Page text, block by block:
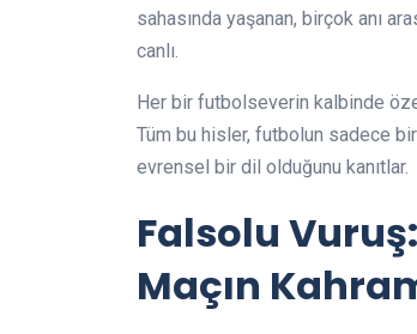
sahasında yaşanan, birçok anı
canlı.
Her bir futbolseverin kalbinde
Tüm bu hisler, futbolun sadece bir
evrensel bir dil olduğunu kanıtlar.
Falsolu
Maçın